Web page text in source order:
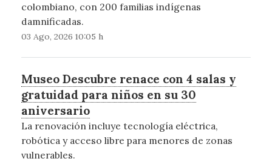
colombiano, con 200 familias indígenas
damnificadas.
03 Ago, 2026 10:05 h
Museo Descubre renace con 4 salas y
gratuidad para niños en su 30
aniversario
La renovación incluye tecnología eléctrica,
robótica y acceso libre para menores de zonas
vulnerables.